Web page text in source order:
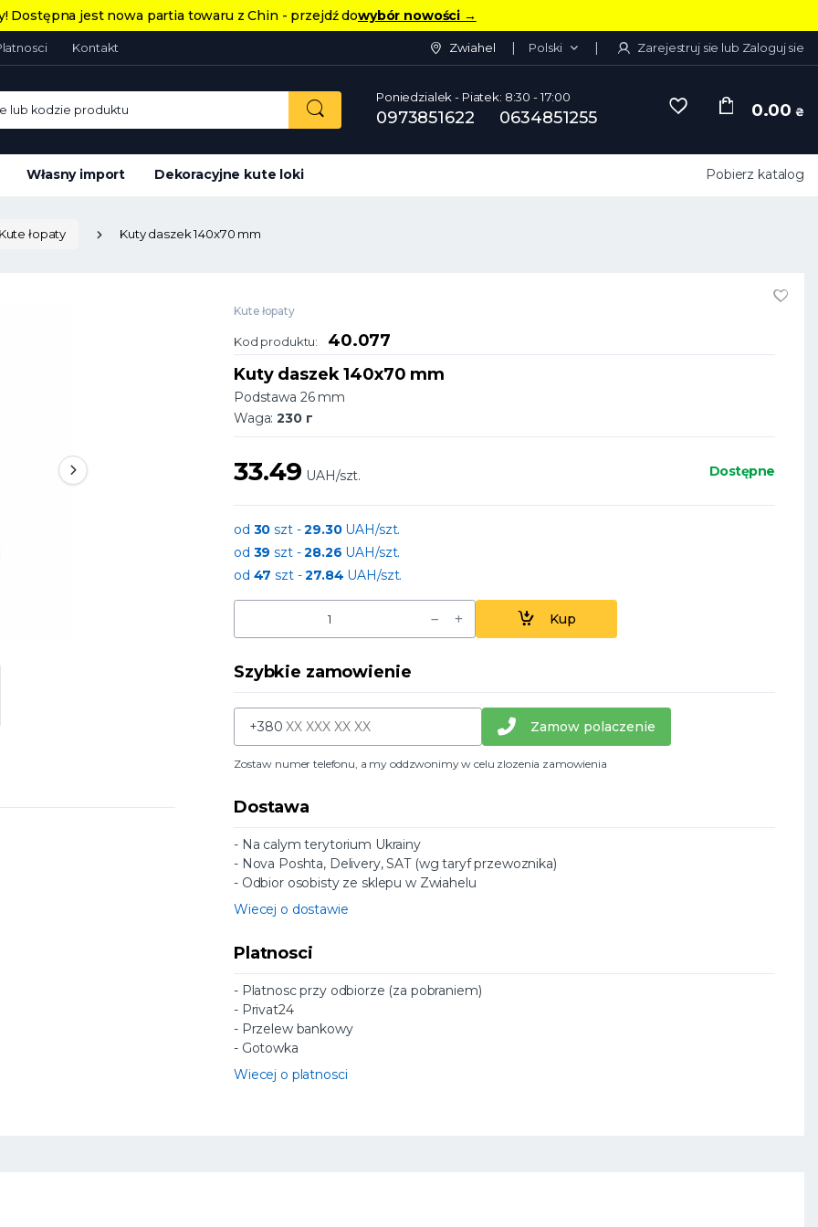
Dostępna jest nowa partia towaru z Chin - przejdź dowybór nowości →
Kontakt Zwiahel Polski Zarejestruj sie lub Zaloguj sie
Poniedzialek - Piatek: 8:30 - 17:00
0973851622 0634851255 0.00 ₴
Własny import Dekoracyjne kute loki Pobierz katalog
łopaty Kuty daszek 140x70 mm
Kute łopaty
Kod produktu:
40.077
Kuty daszek 140x70 mm
Podstawa 26 mm
Waga:230 г
33.49 UAH/szt. Dostępne
od 30 szt -29.30UAH/szt.
od 39 szt -28.26 UAH/szt.
od 47 szt -27.84 UAH/szt.
Kup
Szybkie zamowienie
+380 Zamow polaczenie
Zostaw numer telefonu, a my oddzwonimy w celu zlozenia zamowienia
Dostawa
- Na calym terytorium Ukrainy
- Nova Poshta, Delivery, SAT (wg taryf przewoznika)
- Odbior osobisty ze sklepu w Zwiahelu
Wiecej o dostawie
Platnosci
- Platnosc przy odbiorze (za pobraniem)
- Privat24
- Przelew bankowy
- Gotowka
Wiecej o platnosci